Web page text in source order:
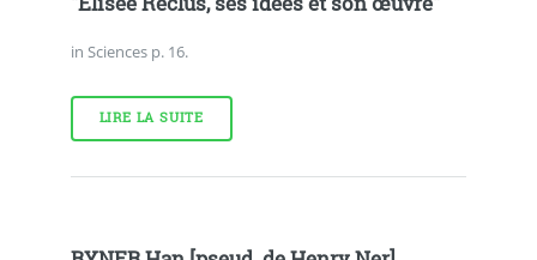
in Sciences p. 16.
LIRE LA SUITE